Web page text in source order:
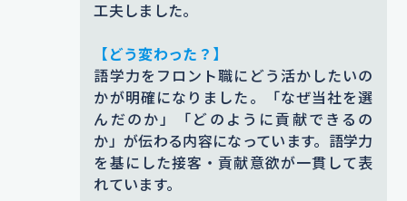
ロントスタッフとして、ホテルの第
一印象を担う存在になりたいです
にお客様の表情や仕草に目を配り、
一歩先の提案ができるスタッフとし
て、ホテルの顔を担えるよう成長し
ていきたいです。
りました 。
添削コメント｜もとの文章は感情だけが述べられ
ており、背景や具体的な場面について情報不足で
した。改善後はイベントでの体験を明示し、行動
の背景が明確に伝わる内容にしています。
【エピソード詳細】
大学では英語サークルに所属し、観
工夫しました。
【どう変わった？】
語学力をフロント職にどう活かしたいの
かが明確になりました。「なぜ当社を選
んだのか」「どのように貢献できるの
か」が伝わる内容になっています。語学力
を基にした接客・貢献意欲が一貫して表
れています。